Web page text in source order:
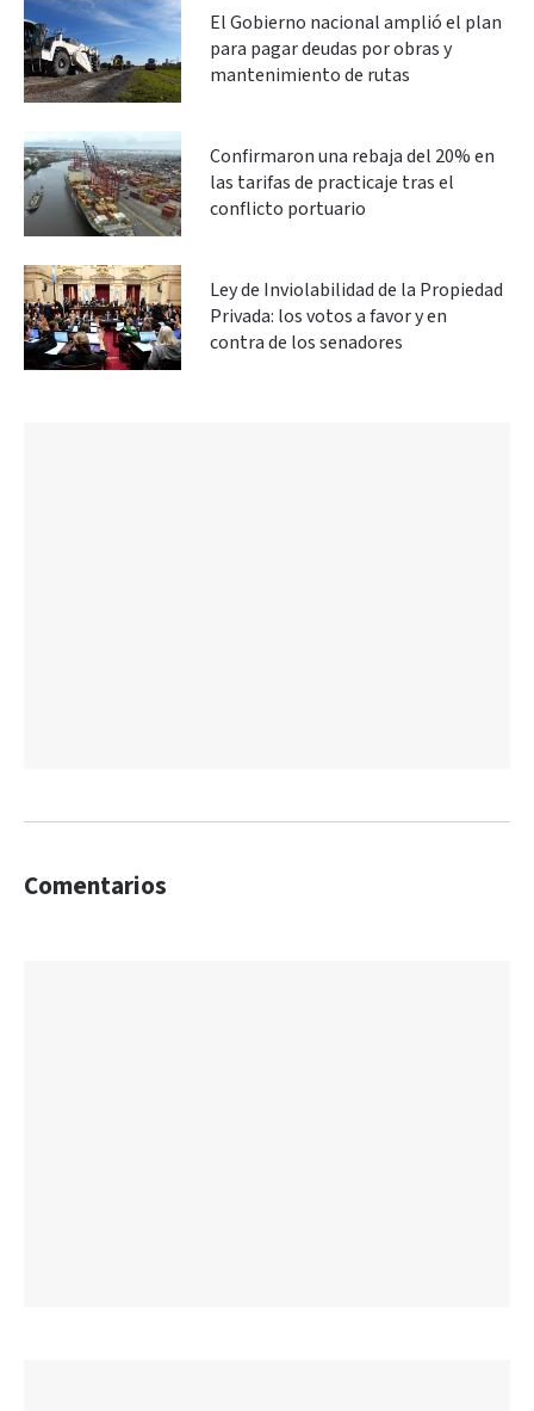
El Gobierno nacional amplió el plan
para pagar deudas por obras y
mantenimiento de rutas
Confirmaron una rebaja del 20% en
las tarifas de practicaje tras el
conflicto portuario
Ley de Inviolabilidad de la Propiedad
Privada: los votos a favor y en
contra de los senadores
Comentarios